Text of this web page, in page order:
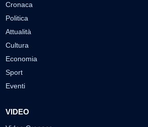
Cronaca
Politica
Attualità
Cultura
Economia
Sport
Eventi
VIDEO